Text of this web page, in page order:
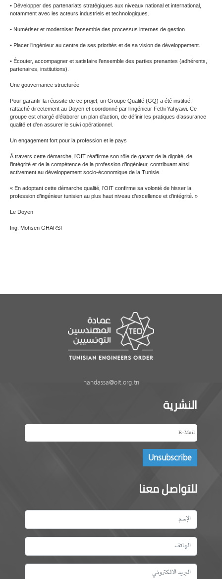
• Développer des partenariats stratégiques aux niveaux national et international,
notamment avec les acteurs industriels et technologiques.
• Numériser et moderniser l’ensemble des processus internes de gestion.
• Placer l’ingénieur au centre de ses priorités et de sa vision de développement.
• Écouter, accompagner et satisfaire l’ensemble des parties prenantes (adhérents,
partenaires, institutions).
Une gouvernance structurée
Pour garantir la réussite de ce projet, un Groupe Qualité (GQ) a été institué,
rattaché directement au Doyen et coordonné par l’ingénieur Fethi Yahyawi. Ce
groupe est chargé d’élaborer un plan d’action, de définir les pratiques d’assurance
qualité et d’en assurer le suivi opérationnel.
Un engagement fort pour la profession et le pays
À travers cette démarche, l’OIT réaffirme son rôle de garant de la dignité, de
l’intégrité et de la compétence de la profession d’ingénieur, contribuant ainsi
activement au développement socio-économique de la Tunisie.
« En adoptant cette démarche qualité, l’OIT confirme sa volonté de hisser la
profession d’ingénieur tunisien au plus haut niveau d’excellence et d’intégrité. »
Le Doyen
Ing. Mohsen GHARSI
handassa@oit.org.tn
النشرية
للتواصل معنا